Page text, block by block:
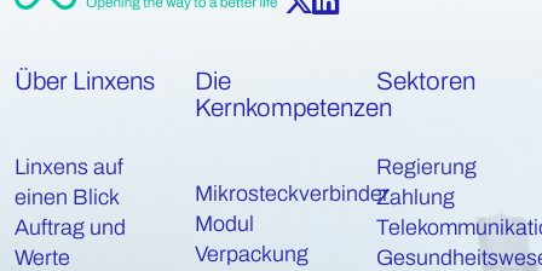
Über Linxens
Linxens auf
einen Blick
Auftrag und
Werte
Die
Kernkompetenzen
Mikrosteckverbinder
Modul
Verpackung
Sektoren
Regierung
Zahlung